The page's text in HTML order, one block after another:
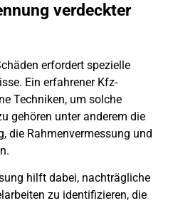
verdeckter
erfordert spezielle
Ein erfahrener Kfz-
Techniken, um solche
gehören unter anderem die
die Rahmenvermessung und
hilft dabei, nachträgliche
zu identifizieren, die